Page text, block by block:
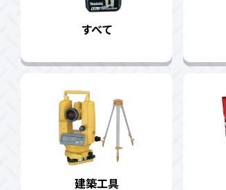
すべて
建築工具